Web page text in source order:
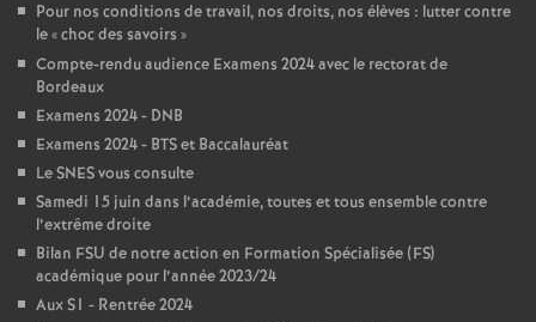
Pour nos conditions de travail, nos droits, nos élèves : lutter contre
le «choc des savoirs »
Compte-rendu audience Examens 2024 avec le rectorat de
Bordeaux
Examens 2024 - DNB
Examens 2024 - BTS et Baccalauréat
Le SNES vous consulte
Samedi 15 juin dans l’académie, toutes et tous ensemble contre
l’extrême droite
Bilan FSU de notre action en Formation Spécialisée (FS)
académique pour l’année 2023/24
Aux S1 - Rentrée 2024